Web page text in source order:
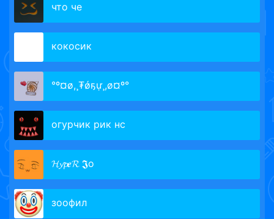
что че
кoкосик
°º¤ø,¸₮ǿҕự¸,ø¤º°
огурчик рик нс
𝓗𝔂𝓹𝒆𝓡 𝕵o
зоофил